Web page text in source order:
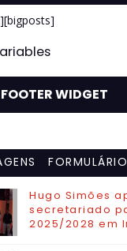
WIDGET
FORMULÁRIO
Hugo Simões
secretariado
2025/2028 em